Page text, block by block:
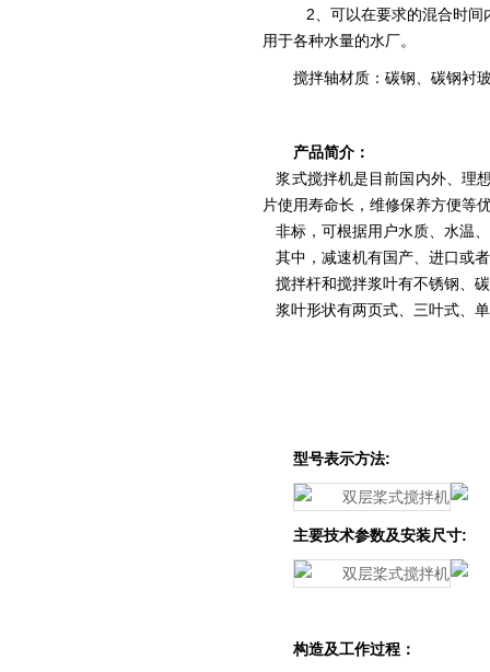
2、可以在要求的混合时间
用于各种水量的水厂。
搅拌轴材质：碳钢、碳钢衬
产品简介：
浆式搅拌机是目前国内外、理
片使用寿命长，维修保养方便等
非标，可根据用户水质、水温
其中，减速机有国产、进口或
搅拌杆和搅拌浆叶有不锈钢、
浆叶形状有两页式、三叶式、
型号表示方法:
主要技术参数及安装尺寸:
构造及工作过程：